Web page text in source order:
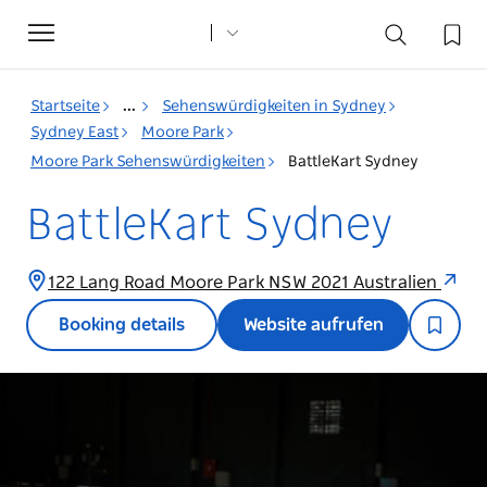
Toggle
navigation
Startseite ...
Sehenswürdigkeiten in Sydney
Sydney East
Moore Park
Moore Park Sehenswürdigkeiten
BattleKart Sydney
BattleKart Sydney
122 Lang Road Moore Park NSW 2021 Australien
Booking details Website aufrufen